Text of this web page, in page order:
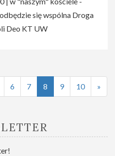
się wspólna Droga
Deo KT UW
6 7 8 9 10 »